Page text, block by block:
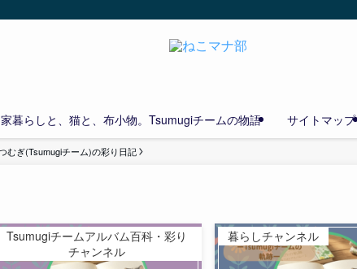
家暮らしと、猫と、布小物。Tsumugiチームの物語 サイトマップ
むぎ(Tsumugiチーム)の彩り日記
Tsumugiチームアルバム百科・彩り
チャンネル
暮らしチャンネル